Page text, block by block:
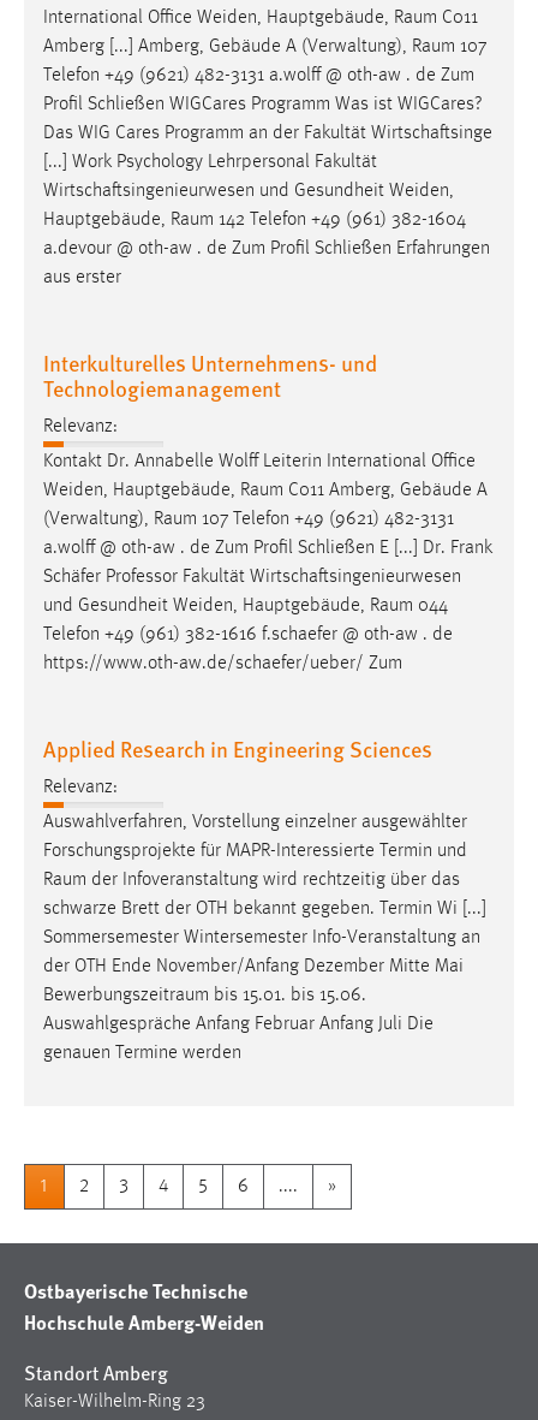
International Office Weiden, Hauptgebäude, Raum C011
Amberg [...] Amberg, Gebäude A (Verwaltung), Raum 107
Telefon +49 (9621) 482-3131 a.wolff @ oth-aw . de Zum
Profil Schließen WIGCares Programm Was ist WIGCares?
Das WIG Cares Programm an der Fakultät Wirtschaftsinge
[...] Work Psychology Lehrpersonal Fakultät
Wirtschaftsingenieurwesen und Gesundheit Weiden,
Hauptgebäude, Raum 142 Telefon +49 (961) 382-1604
a.devour @ oth-aw . de Zum Profil Schließen Erfahrungen
aus erster
Interkulturelles Unternehmens- und
Technologiemanagement
Relevanz:
Kontakt Dr. Annabelle Wolff Leiterin International Office
Weiden, Hauptgebäude, Raum C011 Amberg, Gebäude A
(Verwaltung), Raum 107 Telefon +49 (9621) 482-3131
a.wolff @ oth-aw . de Zum Profil Schließen E [...] Dr. Frank
Schäfer Professor Fakultät Wirtschaftsingenieurwesen
und Gesundheit Weiden, Hauptgebäude, Raum 044
Telefon +49 (961) 382-1616 f.schaefer @ oth-aw . de
https://www.oth-aw.de/schaefer/ueber/ Zum
Applied Research in Engineering Sciences
Relevanz:
Auswahlverfahren, Vorstellung einzelner ausgewählter
Forschungsprojekte für MAPR-Interessierte Termin und
Raum der Infoveranstaltung wird rechtzeitig über das
schwarze Brett der OTH bekannt gegeben. Termin Wi [...]
Sommersemester Wintersemester Info-Veranstaltung an
der OTH Ende November/Anfang Dezember Mitte Mai
Bewerbungszeitraum bis 15.01. bis 15.06.
Auswahlgespräche Anfang Februar Anfang Juli Die
genauen Termine werden
1 2 3 4 5 6 .... »
Ostbayerische Technische
Hochschule Amberg-Weiden
Standort Amberg
Kaiser-Wilhelm-Ring 23